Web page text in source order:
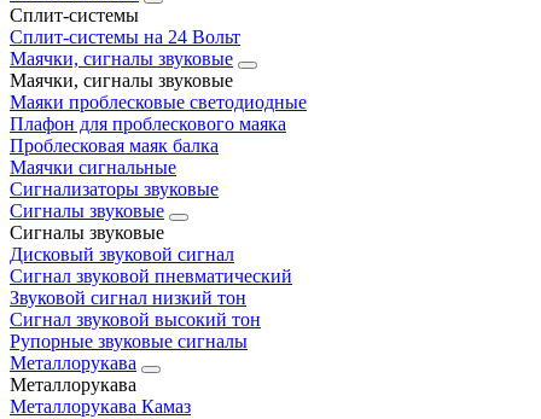
Сплит-системы
Сплит‑системы на 24 Вольт
Маячки, сигналы звуковые
Маячки, сигналы звуковые
Маяки проблесковые светодиодные
Плафон для проблескового маяка
Проблесковая маяк балка
Маячки сигнальные
Сигнализаторы звуковые
Сигналы звуковые
Сигналы звуковые
Дисковый звуковой сигнал
Сигнал звуковой пневматический
Звуковой сигнал низкий тон
Сигнал звуковой высокий тон
Рупорные звуковые сигналы
Металлорукава
Металлорукава
Металлорукава Камаз